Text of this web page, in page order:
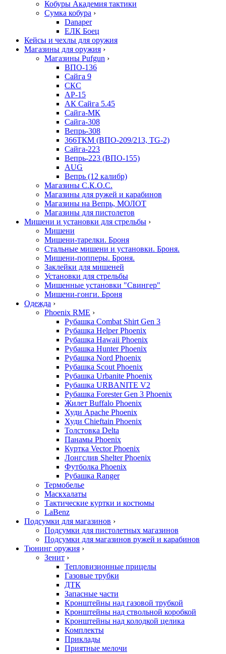
Кобуры Академия тактики
Сумка кобура ›
Danaper
ЕЛК Боец
Кейсы и чехлы для оружия
Магазины для оружия ›
Магазины Pufgun ›
ВПО-136
Сайга 9
СКС
АР-15
АК Сайга 5.45
Сайга-МК
Сайга-308
Вепрь-308
366ТКМ (ВПО-209/213, TG-2)
Сайга-223
Вепрь-223 (ВПО-155)
AUG
Вепрь (12 калибр)
Магазины С.К.О.С.
Магазины для ружей и карабинов
Магазины на Вепрь, МОЛОТ
Магазины для пистолетов
Мишени и установки для стрельбы ›
Мишени
Мишени-тарелки. Броня
Стальные мишени и установки. Броня.
Мишени-попперы. Броня.
Заклейки для мишеней
Установки для стрельбы
Мишенные установки "Свингер"
Мишени-гонги. Броня
Одежда ›
Phoenix RME ›
Рубашка Combat Shirt Gen 3
Рубашка Helper Phoenix
Рубашка Hawaii Phoenix
Рубашка Hunter Phoenix
Рубашка Nord Phoenix
Рубашка Scout Phoenix
Рубашка Urbanite Phoenix
Рубашка URBANITE V2
Рубашка Forester Gen 3 Phoenix
Жилет Buffalo Phoenix
Худи Apache Phoenix
Худи Chieftain Phoenix
Толстовка Delta
Панамы Phoenix
Куртка Vector Phoenix
Лонгслив Shelter Phoenix
Футболка Phoenix
Рубашка Ranger
Термобелье
Маскхалаты
Тактические куртки и костюмы
LaBenz
Подсумки для магазинов ›
Подсумки для пистолетных магазинов
Подсумки для магазинов ружей и карабинов
Тюнинг оружия ›
Зенит ›
Тепловизионные прицелы
Газовые трубки
ДТК
Запасные части
Кронштейны над газовой трубкой
Кронштейны над ствольной коробкой
Кронштейны над колодкой целика
Комплекты
Приклады
Приятные мелочи